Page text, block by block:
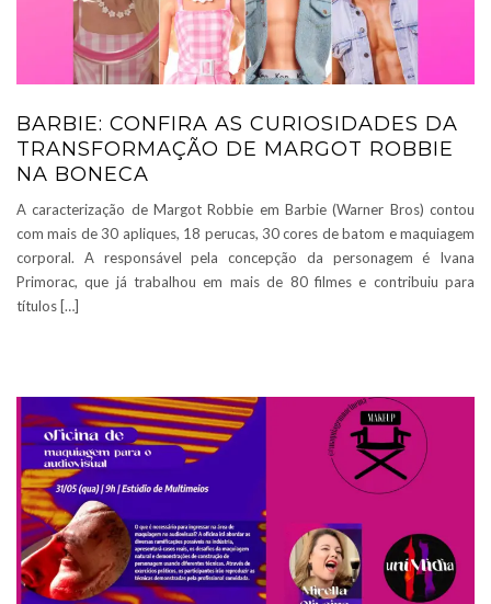
BARBIE: CONFIRA AS CURIOSIDADES DA
TRANSFORMAÇÃO DE MARGOT ROBBIE
NA BONECA
A caracterização de Margot Robbie em Barbie (Warner Bros) contou
com mais de 30 apliques, 18 perucas, 30 cores de batom e maquiagem
corporal. A responsável pela concepção da personagem é Ivana
Primorac, que já trabalhou em mais de 80 filmes e contribuiu para
títulos […]